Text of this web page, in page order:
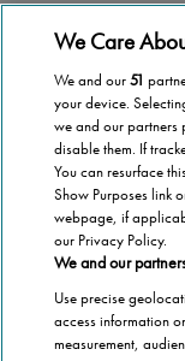
We Care
We and our51
your device.
we and our partners
disable them. If
You can resurface
Show Purposes link
webpage, if
our Privacy Policy.
We and our
Use precise
access information
measurement,